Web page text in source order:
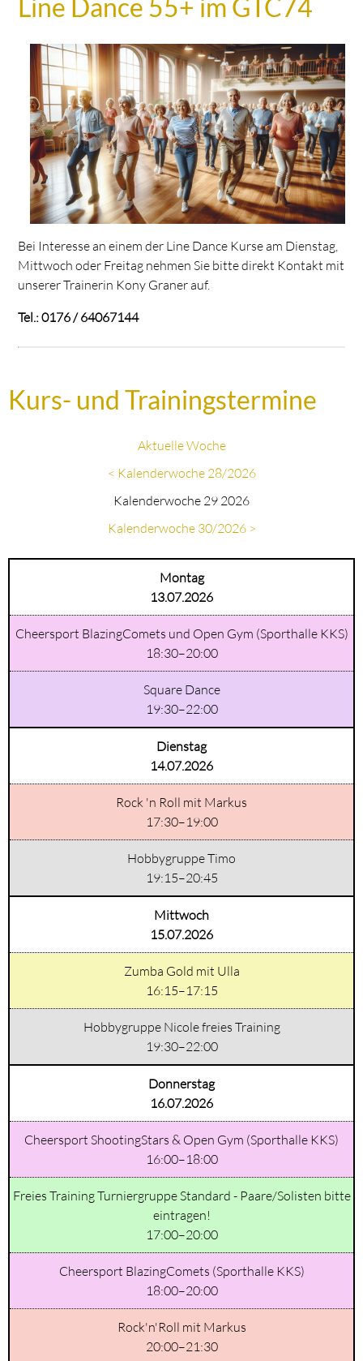
Line Dance 55+ im GTC74
Bei Interesse an einem der Line Dance Kurse am Dienstag,
Mittwoch oder Freitag nehmen Sie bitte direkt Kontakt mit
unserer Trainerin Kony Graner auf.
Tel.: 0176 / 64067144
Kurs- und Trainingstermine
Aktuelle Woche
< Kalenderwoche 28/2026
Kalenderwoche 29 2026
Kalenderwoche 30/2026 >
Montag
13.07.2026
Cheersport BlazingComets und Open Gym (Sporthalle KKS)
18:30–20:00
Square Dance
19:30–22:00
Dienstag
14.07.2026
Rock 'n Roll mit Markus
17:30–19:00
Hobbygruppe Timo
19:15–20:45
Mittwoch
15.07.2026
Zumba Gold mit Ulla
16:15–17:15
Hobbygruppe Nicole freies Training
19:30–22:00
Donnerstag
16.07.2026
Cheersport ShootingStars & Open Gym (Sporthalle KKS)
16:00–18:00
Freies Training Turniergruppe Standard - Paare/Solisten bitte
eintragen!
17:00–20:00
Cheersport BlazingComets (Sporthalle KKS)
18:00–20:00
Rock'n'Roll mit Markus
20:00–21:30